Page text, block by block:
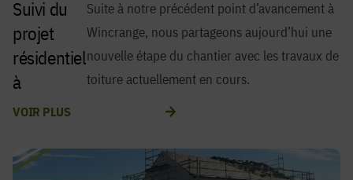
Suivi du
projet
résidentiel
à
Wincrang
Suite à notre précédent point d’avancement à
Wincrange, nous partageons aujourd’hui une
nouvelle étape du chantier avec les travaux de
toiture actuellement en cours.
VOIR PLUS